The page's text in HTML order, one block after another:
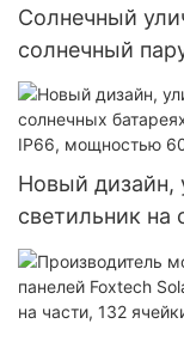
Солнечный
солнечный
Новый дизайн,
светильник на
алюминиевый,
мощностью 60